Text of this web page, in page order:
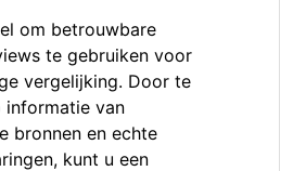
om betrouwbare
te gebruiken voor
vergelijking. Door te
van
bronnen en echte
kunt u een